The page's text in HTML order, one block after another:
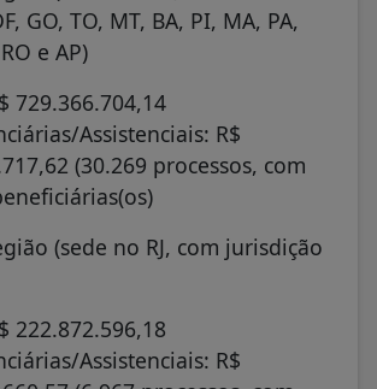
GO, TO, MT, BA, PI, MA, PA,
e AP)
729.366.704,14
Assistenciais: R$
(30.269 processos, com
(sede no RJ, com jurisdição
222.872.596,18
Assistenciais: R$